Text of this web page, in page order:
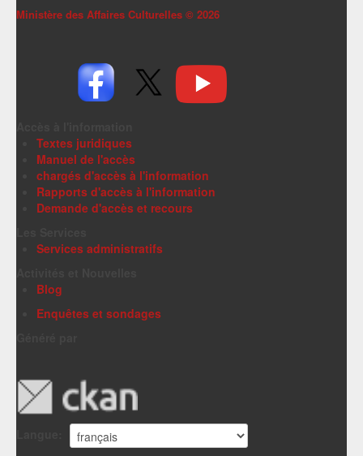
Ministère des Affaires Culturelles © 2026
Textes juridiques
Manuel de l'accès
chargés d'accès à l'information
Rapports d'accès à l'information
Demande d'accès et recours
Services administratifs
Blog
Enquêtes et sondages